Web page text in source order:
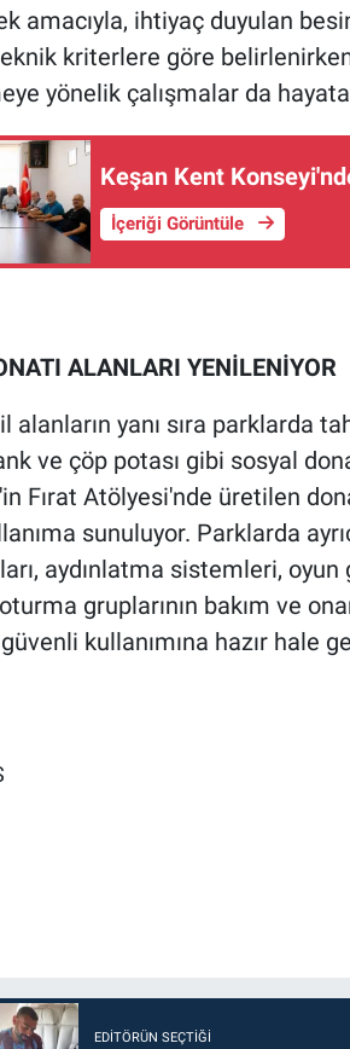
amacıyla, ihtiyaç duyulan
kriterlere göre
yönelik çalışmalar da
Keşan Kent
İçeriği Görüntüle
ALANLARI YENİLENİYOR
alanların yanı sıra parklarda
ve çöp potası gibi sosyal
Fırat Atölyesi'nde üretilen
sunuluyor. Parklarda
aydınlatma sistemleri, oyun
gruplarının bakım ve
kullanımına hazır hale
EDITÖRÜN SEÇTIĞI